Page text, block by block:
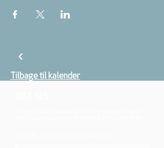
Tilbage til kalender